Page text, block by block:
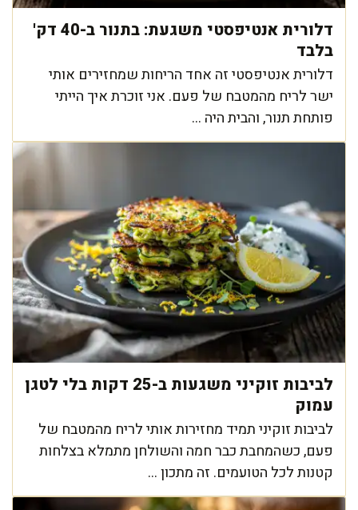
דלורית אנטיפסטי משגעת: בתנור ב-40 דק'
בלבד
דלורית אנטיפסטי זה אחד הריחות שמחזירים אותי
ישר לריח מהמטבח של פעם. אני זוכרת איך הייתי
פותחת תנור, והבית היה ...
לביבות זוקיני משגעות ב-25 דקות בלי לטגן
עמוק
לביבות זוקיני תמיד מחזירות אותי לריח מהמטבח של
פעם, כשהמחבת כבר חמה והשולחן מתמלא בצלחות
קטנות לכל הטועמים. זה מתכון ...